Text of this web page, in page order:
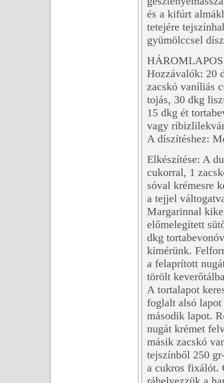
és a kifúrt
tetejére
gyümölccsel
Hozzávalók: 20
zacskó vaníliás
tojás, 30 dkg
15 dkg ét
vagy
A díszítéshez:
Elkészítése: A
cukorral, 1
sóval krémesre
a tejjel
Margarinnal
előmelegített
dkg
kimérünk.
a felaprított
törölt
A tortalapot
foglalt alsó lapot
második lapot.
nugát krémet
másik zacskó
tejszínből 250
a cukros fixálót.